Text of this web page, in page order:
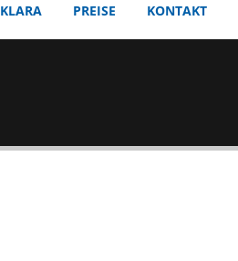
KLARA PREISE KONTAKT